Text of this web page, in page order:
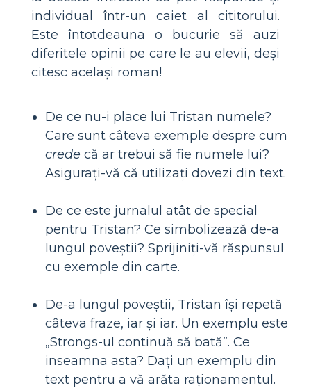
individual într-un caiet al cititorului.
Este întotdeauna o bucurie să auzi
diferitele opinii pe care le au elevii, deși
citesc același roman!
De ce nu-i place lui Tristan numele?
Care sunt câteva exemple despre cum
crede că ar trebui să fie numele lui?
Asigurați-vă că utilizați dovezi din text.
De ce este jurnalul atât de special
pentru Tristan? Ce simbolizează de-a
lungul poveștii? Sprijiniți-vă răspunsul
cu exemple din carte.
De-a lungul poveștii, Tristan își repetă
câteva fraze, iar și iar. Un exemplu este
„Strongs-ul continuă să bată”. Ce
inseamna asta? Dați un exemplu din
text pentru a vă arăta raționamentul.